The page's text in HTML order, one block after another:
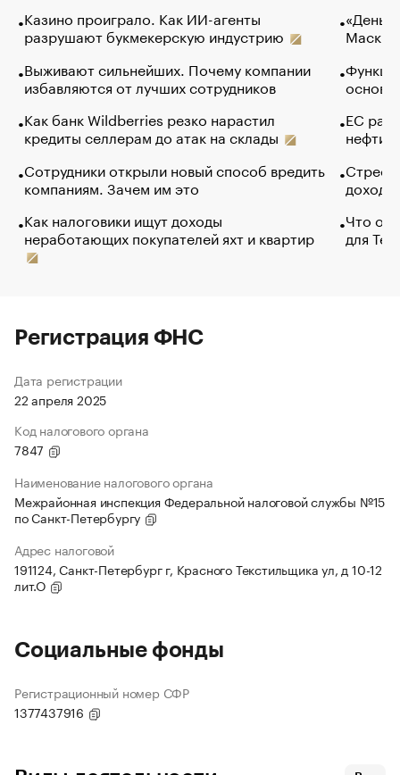
Казино проиграло. Как ИИ-агенты
разрушают букмекерскую индустрию
Выживают сильнейших. Почему компании
избавляются от лучших сотрудников
Как банк Wildberries резко нарастил
кредиты селлерам до атак на склады
Сотрудники открыли новый способ вредить
компаниям. Зачем им это
Как налоговики ищут доходы
неработающих покупателей яхт и квартир
Маск в
основ
ЕС
нефти
Что
для
Регистрация ФНС
Дата регистрации
22 апреля 2025
Код налогового органа
7847
Наименование налогового органа
Межрайонная инспекция Федеральной налоговой службы №15
по Санкт-Петербургу
Адрес налоговой
191124, Санкт-Петербург г, Красного Текстильщика ул, д 10-12
лит.О
Социальные фонды
Регистрационный номер СФР
1377437916